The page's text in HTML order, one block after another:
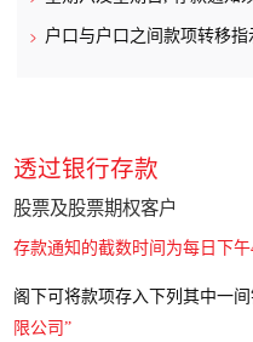
户口与户口之间款项转移
透过银行存款
股票及股票期权客户
存款通知的截数时间为每日下午
阁下可将款项存入下列其中一
限公司”